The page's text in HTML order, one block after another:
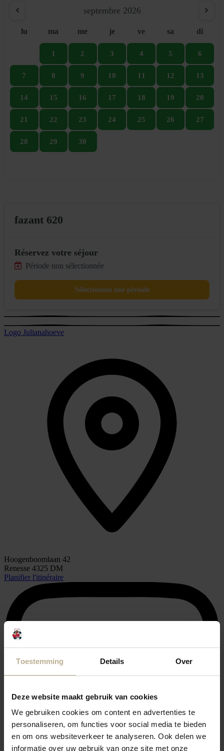
Toestemming Details Over
Deze website maakt gebruik van cookies
We gebruiken cookies om content en advertenties te
personaliseren, om functies voor social media te bieden
en om ons websiteverkeer te analyseren. Ook delen we
informatie over uw gebruik van onze site met onze
septembre 2026
lu ma me je ve sa di
1 2 3 4 5 6
7 8 9 10 11 12 13
14 15 16 17 18 19 20
21 22 23 24 25 26 27
28 29 30
fazant 620
Réservez votre séjour
Période non sélectionnée
Sélectionnez une période
Logo Julianahoeve
Hoogenboomlaan 42
Renesse 4325 DM
Planifier l'itinéraire